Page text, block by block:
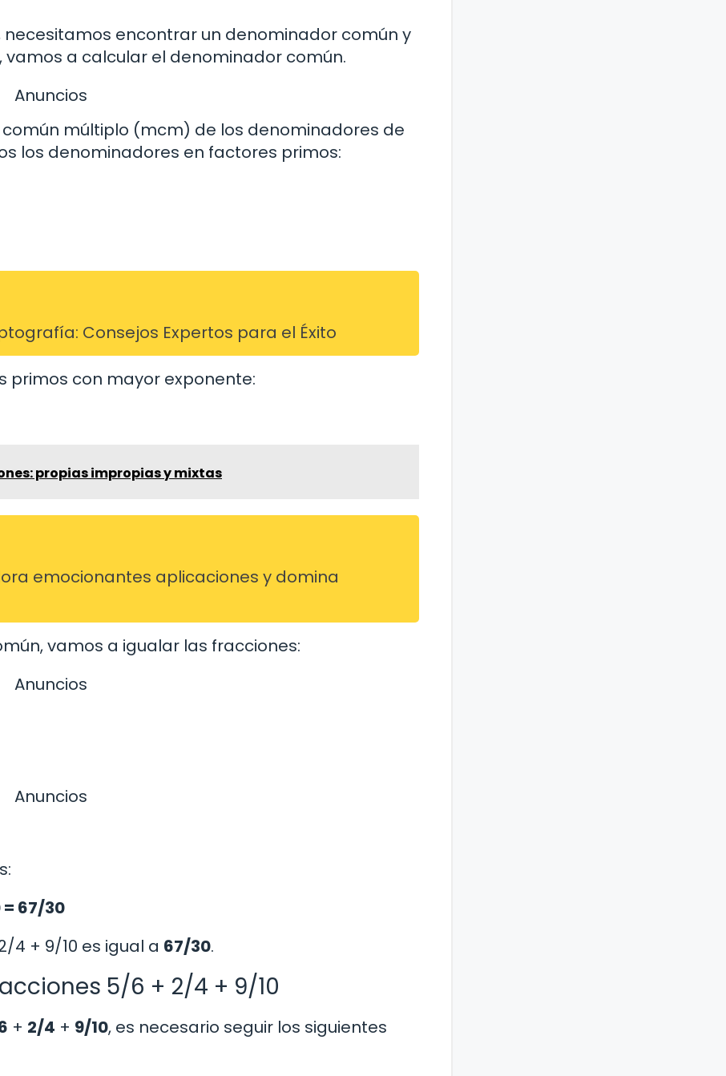
encontrar un denominador común y
a calcular el denominador común.
Anuncios
múltiplo (mcm) de los denominadores de
los denominadores en factores primos:
Consejos Expertos para el Éxito
primos con mayor exponente:
propias impropias y mixtas
emocionantes aplicaciones y domina
vamos a igualar las fracciones:
Anuncios
Anuncios
= 67/30
4 + 9/10 es igual a 67/30.
5/6 + 2/4 + 9/10
+ 2/4 + 9/10, es necesario seguir los siguientes